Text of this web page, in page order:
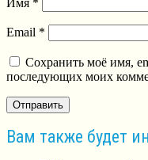
Имя *
Email *
Сохранить моё имя,
последующих моих
Вам также будет